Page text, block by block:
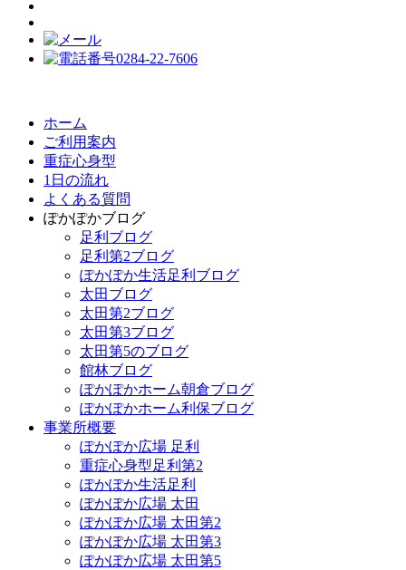
ホーム
ご利用案内
重症心身型
1日の流れ
よくある質問
ぽかぽかブログ
足利ブログ
足利第2ブログ
ぽかぽか生活足利ブログ
太田ブログ
太田第2ブログ
太田第3ブログ
太田第5のブログ
館林ブログ
ぽかぽかホーム朝倉ブログ
ぽかぽかホーム利保ブログ
事業所概要
ぽかぽか広場 足利
重症心身型足利第2
ぽかぽか生活足利
ぽかぽか広場 太田
ぽかぽか広場 太田第2
ぽかぽか広場 太田第3
ぽかぽか広場 太田第5